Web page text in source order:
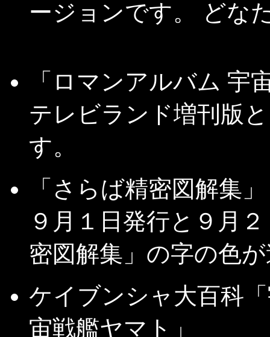
ージョンです。 どな
「ロマンアルバム 宇
テレビランド増刊版
す。
「さらば精密図解集」
９月１日発行と９月
密図解集」の字の色
ケイブンシャ大百科
宙戦艦ヤマト」